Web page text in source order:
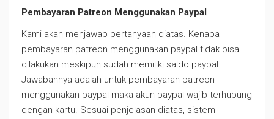
Pembayaran Patreon Menggunakan Paypal
Kami akan menjawab pertanyaan diatas. Kenapa
pembayaran patreon menggunakan paypal tidak bisa
dilakukan meskipun sudah memiliki saldo paypal.
Jawabannya adalah untuk pembayaran patreon
menggunakan paypal maka akun paypal wajib terhubung
dengan kartu. Sesuai penjelasan diatas, sistem